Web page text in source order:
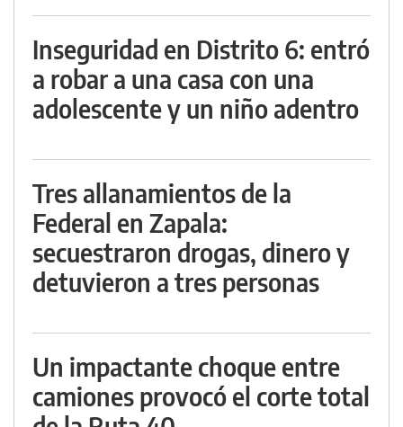
Inseguridad en Distrito 6: entró
a robar a una casa con una
adolescente y un niño adentro
Tres allanamientos de la
Federal en Zapala:
secuestraron drogas, dinero y
detuvieron a tres personas
Un impactante choque entre
camiones provocó el corte total